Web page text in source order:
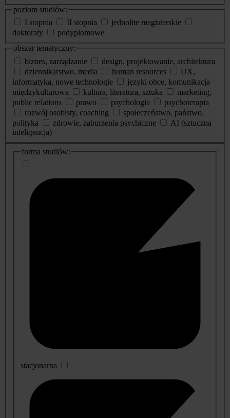
poziom studiów:
I stopnia
II stopnia
jednolite magisterskie
doktoraty
podyplomowe
obszar tematyczny:
biznes, zarządzanie
design, projektowanie, architektura
dziennikarstwo, media
human resources
UX,
informatyka, nowe technologie
języki obce, komunikacja
międzykulturowa
kultura, literatura, sztuka
marketing,
public relations
prawo psychologia
psychoterapia
rozwój osobisty, coaching
społeczeństwo, państwo,
polityka
zdrowie, zaburzenia psychiczne
AI (sztuczna
inteligencja)
dodatkowe
informacje
forma studiów:
stacjonarna